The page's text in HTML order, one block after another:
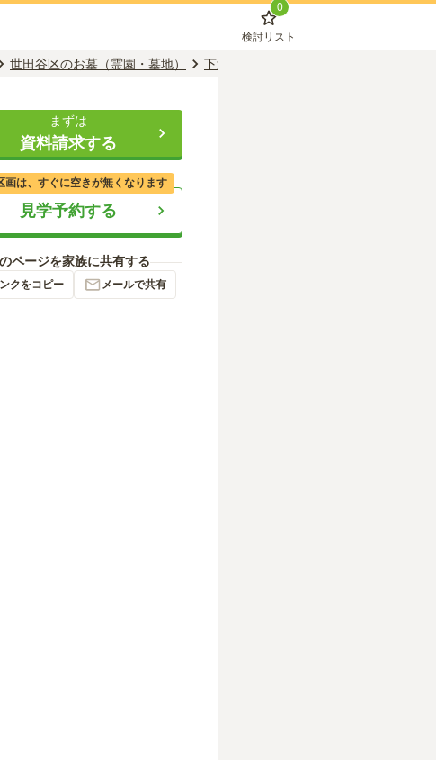
0
検討リスト
世田谷区のお墓（霊園・墓地） 下北沢駅のお墓（霊園・墓地）
まずは
資料請求する
見学予約する
画は、すぐに空きが無くなります
ページを家族に共有する
クをコピー メールで共有